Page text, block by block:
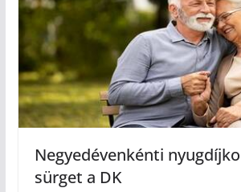
Negyedévenkénti
sürget a DK